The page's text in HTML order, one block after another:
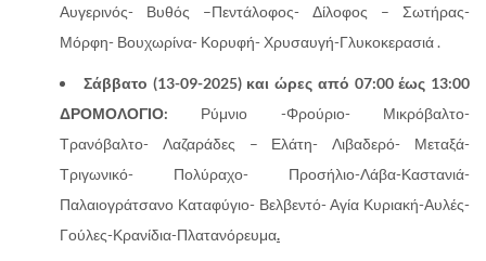
Αυγερινός- Βυθός –Πεντάλοφος- Δίλοφος – Σωτήρας-
Μόρφη- Βουχωρίνα- Κορυφή- Χρυσαυγή-Γλυκοκερασιά .
Σάββατο (13-09-2025) και ώρες από 07:00 έως 13:00
ΔΡΟΜΟΛΟΓΙΟ: Ρύμνιο -Φρούριο- Μικρόβαλτο-
Τρανόβαλτο- Λαζαράδες – Ελάτη- Λιβαδερό- Μεταξά-
Τριγωνικό- Πολύραχο- Προσήλιο-Λάβα-Καστανιά-
Παλαιογράτσανο Καταφύγιο- Βελβεντό- Αγία Κυριακή-Αυλές-
Γούλες-Κρανίδια-Πλατανόρευμα.